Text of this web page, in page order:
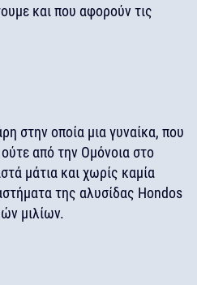
και που αφορούν τις
στην οποία μια γυναίκα, που
ούτε από την Ομόνοια στο
μάτια και χωρίς καμία
της αλυσίδας Hondos
μιλίων.